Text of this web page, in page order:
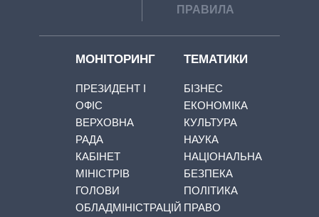
ПРАВИЛА
МОНІТОРИНГ
ПРЕЗИДЕНТ І
ОФІС
ВЕРХОВНА
РАДА
КАБІНЕТ
МІНІСТРІВ
ГОЛОВИ
ОБЛАДМІНІСТРАЦІЙ
ТЕМАТИКИ
БІЗНЕС
ЕКОНОМІКА
КУЛЬТУРА
НАУКА
НАЦІОНАЛЬНА
БЕЗПЕКА
ПОЛІТИКА
ПРАВО